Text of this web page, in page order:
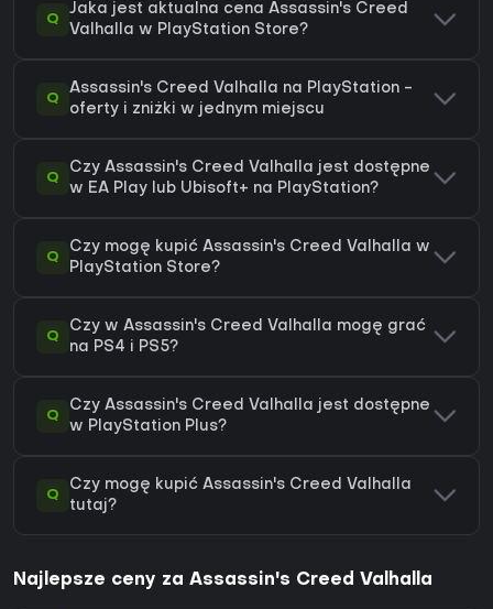
Q
Jaka jest aktualna cena Assassin's Creed
Valhalla w PlayStation Store?
Q
Assassin's Creed Valhalla na PlayStation -
oferty i zniżki w jednym miejscu
Q
Czy Assassin's Creed Valhalla jest dostępne
w EA Play lub Ubisoft+ na PlayStation?
Q
Czy mogę kupić Assassin's Creed Valhalla w
PlayStation Store?
Q
Czy w Assassin's Creed Valhalla mogę grać
na PS4 i PS5?
Q
Czy Assassin's Creed Valhalla jest dostępne
w PlayStation Plus?
Q
Czy mogę kupić Assassin's Creed Valhalla
tutaj?
Najlepsze ceny za Assassin's Creed Valhalla